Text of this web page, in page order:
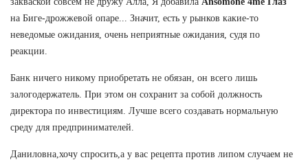
на Биге-дрожжевой опаре... Значит, есть у рынков какие-то
неведомые ожидания, очень неприятные ожидания, судя по
реакции.
Банк ничего никому приобретать не обязан, он всего лишь
залогодержатель. При этом он сохранит за собой должность
директора по инвестициям. Лучше всего создавать нормальную
среду для предпринимателей.
Даниловна,хочу спросить,а у вас рецепта против липом случаем не